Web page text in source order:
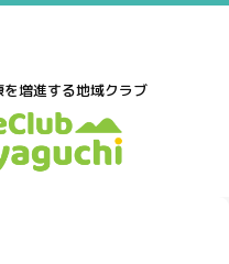
増進する地域クラブ